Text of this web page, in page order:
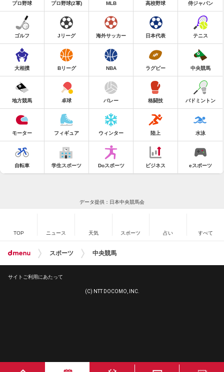
プロ野球 プロ野球(2軍) MLB 高校野球 侍ジャパン
ゴルフ Jリーグ 海外サッカー 日本代表 テニス
大相撲 Bリーグ NBA ラグビー 中央競馬
地方競馬 卓球 バレー 格闘技 バドミントン
モーター フィギュア ウィンター 陸上 水泳
自転車 学生スポーツ Doスポーツ ビジネス eスポーツ
データ提供：日本中央競馬会
TOP ニュース 天気 スポーツ 占い すべて
スポーツ 中央競馬
サイトご利用にあたって
(C) NTT DOCOMO, INC.